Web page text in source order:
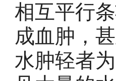
相互平行
成血肿，
水肿轻者